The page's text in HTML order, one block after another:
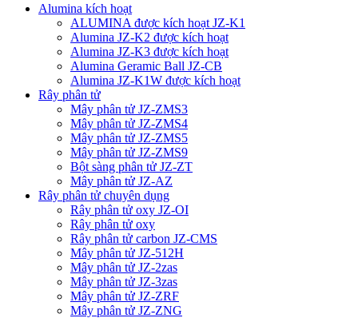
Alumina kích hoạt
ALUMINA được kích hoạt JZ-K1
Alumina JZ-K2 được kích hoạt
Alumina JZ-K3 được kích hoạt
Alumina Geramic Ball JZ-CB
Alumina JZ-K1W được kích hoạt
Rây phân tử
Mây phân tử JZ-ZMS3
Mây phân tử JZ-ZMS4
Mây phân tử JZ-ZMS5
Mây phân tử JZ-ZMS9
Bột sàng phân tử JZ-ZT
Mây phân tử JZ-AZ
Rây phân tử chuyên dụng
Rây phân tử oxy JZ-OI
Rây phân tử oxy
Rây phân tử carbon JZ-CMS
Mây phân tử JZ-512H
Mây phân tử JZ-2zas
Mây phân tử JZ-3zas
Mây phân tử JZ-ZRF
Mây phân tử JZ-ZNG